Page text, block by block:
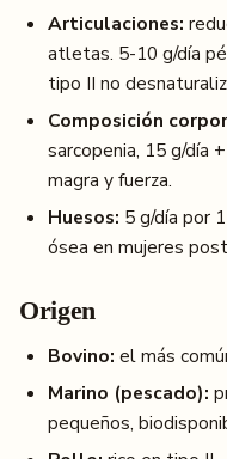
Articulaciones:
atletas. 5-10 g/día
tipo II no
Composición
sarcopenia, 15 g/día
magra y fuerza.
Huesos: 5 g/día por
ósea en mujeres
Origen
Bovino: el más
Marino (pescado):
pequeños,